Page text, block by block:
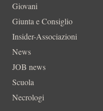
Giovani
Giunta e Consiglio
Insider-Associazioni
News
JOB news
Scuola
Necrologi